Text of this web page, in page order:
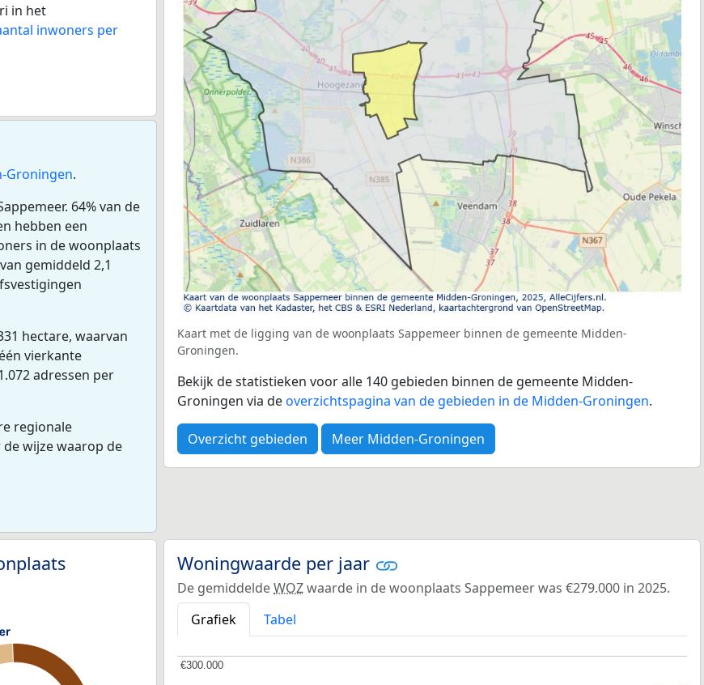
in het
inwoners per
Groningen.
64% van de
hebben een
in de woonplaats
gemiddeld 2,1
hectare, waarvan
vierkante
adressen per
regionale
wijze waarop de
Kaart met de ligging van de woonplaats Sappemeer binnen de gemeente Midden-
Groningen.
Bekijk de statistieken voor alle 140 gebieden binnen de gemeente Midden-
Groningen via deoverzichtspagina van de gebieden in de Midden-Groningen.
Overzicht gebieden Meer Midden-Groningen
Woningwaarde per jaar
De gemiddeldeWOZwaarde in de woonplaats Sappemeer was €279.000 in 2025.
Grafiek
Tabel
€300.000
€300.000